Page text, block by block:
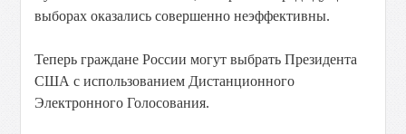
выборах оказались совершенно неэффективны.
Теперь граждане России могут выбрать Президента
США с использованием Дистанционного
Электронного Голосования.